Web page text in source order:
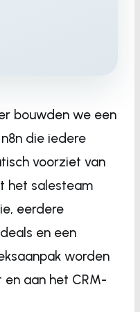
bouwden we een
die iedere
voorziet van
het salesteam
eerdere
en een
worden
aan het CRM-